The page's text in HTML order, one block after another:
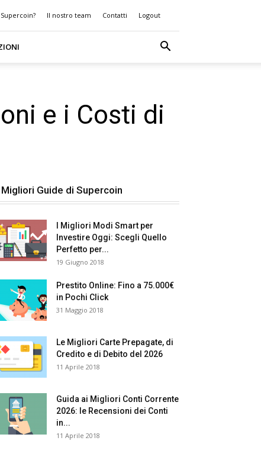
Il nostro team Contatti Logout
e i Costi di
Guide di Supercoin
I Migliori Modi Smart per
Investire Oggi: Scegli Quello
Perfetto per...
19 Giugno 2018
Prestito Online: Fino a 75.000€
in Pochi Click
31 Maggio 2018
Le Migliori Carte Prepagate, di
Credito e di Debito del 2026
11 Aprile 2018
Guida ai Migliori Conti Corrente
2026: le Recensioni dei Conti
in...
11 Aprile 2018